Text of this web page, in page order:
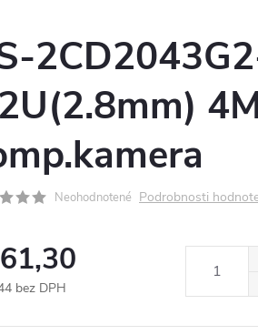
Neohodnotené Podrobnosti
bez DPH